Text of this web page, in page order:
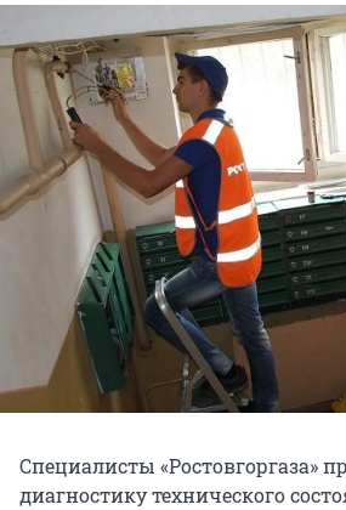
Специалисты «Ростовгоргаза»
диагностику технического